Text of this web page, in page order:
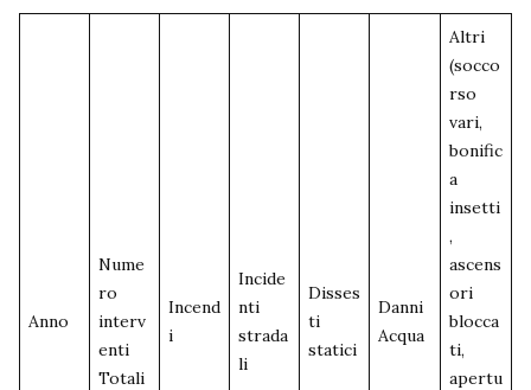
Anno
Nume
ro
interv
enti
Totali
Incend
i
Incide
nti
strada
li
Disses
ti
statici
Danni
Acqua
Altri
(socco
rso
vari,
bonific
a
insetti
,
ascens
ori
blocca
ti,
apertu